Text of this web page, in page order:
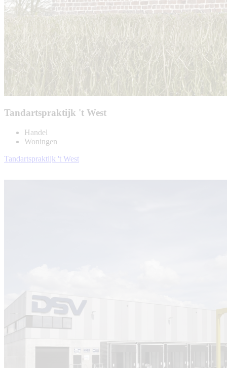
Tandartspraktijk 't West
Handel
Woningen
Tandartspraktijk 't West